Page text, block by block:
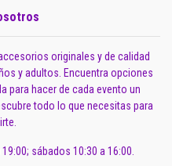
originales y de calidad
y adultos. Encuentra opciones
para hacer de cada evento un
todo lo que necesitas para
sábados 10:30 a 16:00.